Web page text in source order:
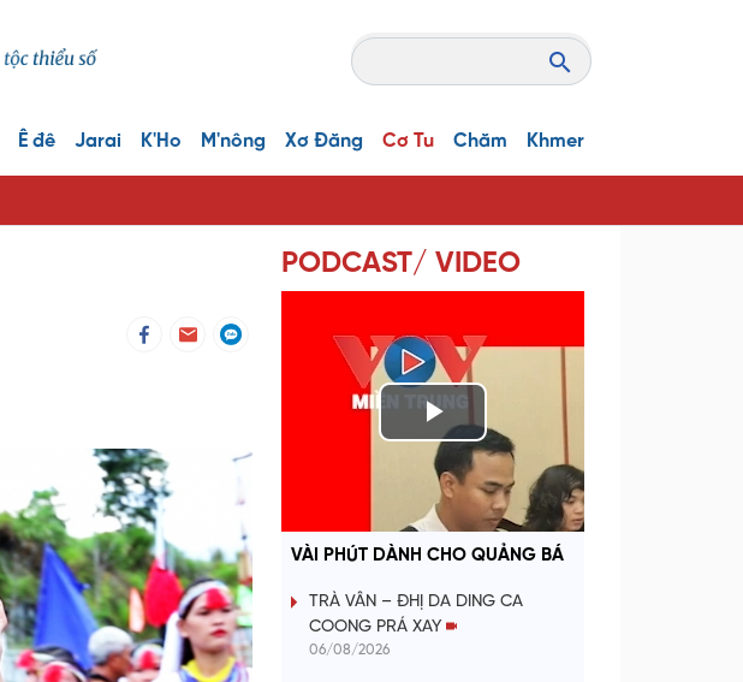
Ê đê Jarai K'Ho M'nông Xơ Đăng Cơ Tu Chăm Khmer
PODCAST/ VIDEO
P
l
a
y
VÀI PHÚT DÀNH CHO QUẢNG BÁ
TRÀ VÂN – ĐHỊ DA DING CA
COONG PRÁ XAY
06/08/2026